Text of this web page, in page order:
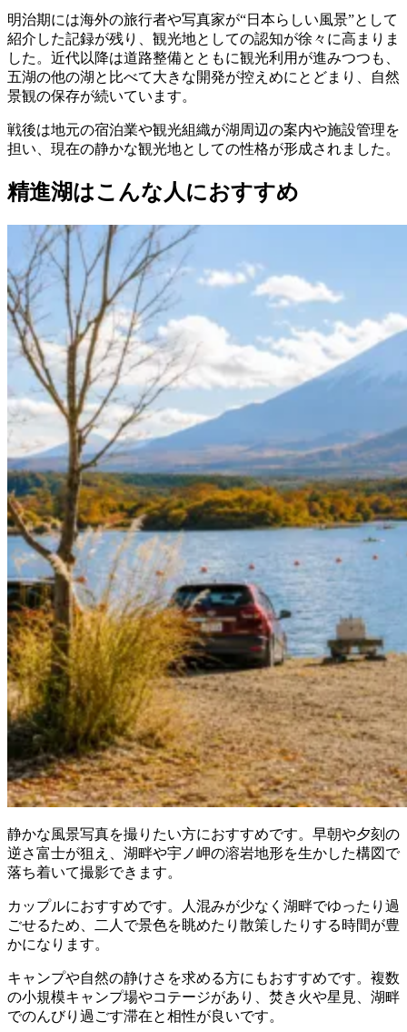
明治期には海外の旅行者や写真家が“日本らしい風景”として
紹介した記録が残り、観光地としての認知が徐々に高まりま
した。近代以降は道路整備とともに観光利用が進みつつも、
五湖の他の湖と比べて大きな開発が控えめにとどまり、自然
景観の保存が続いています。
戦後は地元の宿泊業や観光組織が湖周辺の案内や施設管理を
担い、現在の静かな観光地としての性格が形成されました。
精進湖はこんな人におすすめ
静かな風景写真を撮りたい方におすすめです。早朝や夕刻の
逆さ富士が狙え、湖畔や宇ノ岬の溶岩地形を生かした構図で
落ち着いて撮影できます。
カップルにおすすめです。人混みが少なく湖畔でゆったり過
ごせるため、二人で景色を眺めたり散策したりする時間が豊
かになります。
キャンプや自然の静けさを求める方にもおすすめです。複数
の小規模キャンプ場やコテージがあり、焚き火や星見、湖畔
でのんびり過ごす滞在と相性が良いです。